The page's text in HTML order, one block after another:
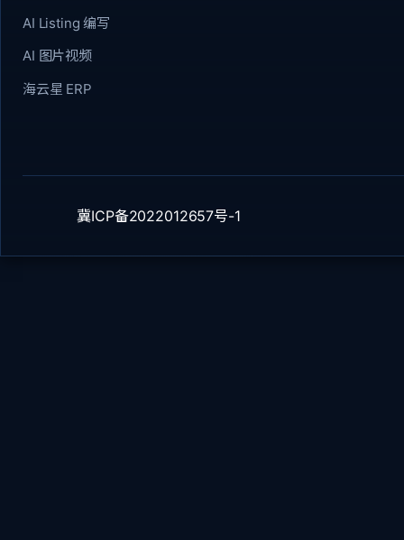
AI Listing 编写
AI 图片视频
海云星 ERP
冀ICP备2022012657号-1